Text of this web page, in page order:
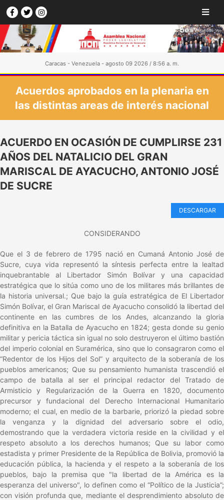
Caracas - Venezuela - agosto 09 2026 / 8:56 a. m.
Acuerdos aprobados en la plenaria en
las distintas areas de interés nacional
ACUERDO EN OCASIÓN DE CUMPLIRSE 231
AÑOS DEL NATALICIO DEL GRAN
MARISCAL DE AYACUCHO, ANTONIO JOSÉ
DE SUCRE
DESCARGAR
CONSIDERANDO
Que el 3 de febrero de 1795 nació en Cumaná Antonio José de
Sucre, cuya vida representó la síntesis perfecta entre la lealtad
inquebrantable al Libertador Simón Bolívar y una capacidad
estratégica que lo sitúa como uno de los militares más brillantes de
la historia universal.; Que bajo la guía estratégica de El Libertador
Simón Bolívar, el Gran Mariscal de Ayacucho consolidó la libertad del
continente en las cumbres de los Andes, alcanzando la gloria
definitiva en la Batalla de Ayacucho en 1824; gesta donde su genio
militar y pericia táctica sin igual no solo destruyeron el último bastión
del imperio colonial en Suramérica, sino que lo consagraron como el
“Redentor de los Hijos del Sol” y arquitecto de la soberanía de los
pueblos americanos; Que su pensamiento humanista trascendió el
campo de batalla al ser el principal redactor del Tratado de
Armisticio y Regularización de la Guerra en 1820, documento
precursor y fundacional del Derecho Internacional Humanitario
moderno; el cual, en medio de la barbarie, priorizó la piedad sobre
la venganza y la dignidad del adversario sobre el odio,
demostrando que la verdadera victoria reside en la civilidad y el
respeto absoluto a los derechos humanos; Que su labor como
estadista y primer Presidente de la República de Bolivia, promovió la
educación pública, la hacienda y el respeto a la soberanía de los
pueblos, bajo la premisa que "la libertad de la América es la
esperanza del universo", lo definen como el “Político de la Justicia”;
con visión profunda que, mediante el desprendimiento absoluto de